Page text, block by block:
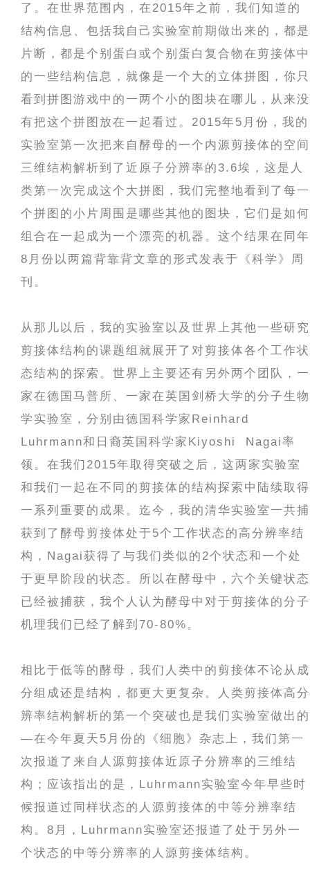
了。在世界范围内，在2015年之前，我们知道的
结构信息、包括我自己实验室前期做出来的，都是
片断，都是个别蛋白或个别蛋白复合物在剪接体中
的一些结构信息，就像是一个大的立体拼图，你只
看到拼图游戏中的一两个小的图块在哪儿，从来没
有把这个拼图放在一起看过。2015年5月份，我的
实验室第一次把来自酵母的一个内源剪接体的空间
三维结构解析到了近原子分辨率的3.6埃，这是人
类第一次完成这个大拼图，我们完整地看到了每一
个拼图的小片周围是哪些其他的图块，它们是如何
组合在一起成为一个漂亮的机器。这个结果在同年
8月份以两篇背靠背文章的形式发表于《科学》周
刊。
从那儿以后，我的实验室以及世界上其他一些研究
剪接体结构的课题组就展开了对剪接体各个工作状
态结构的探索。世界上主要还有另外两个团队，一
家在德国马普所、一家在英国剑桥大学的分子生物
学实验室，分别由德国科学家Reinhard
Luhrmann和日裔英国科学家Kiyoshi Nagai率
领。在我们2015年取得突破之后，这两家实验室
和我们一起在不同的剪接体的结构探索中陆续取得
一系列重要的成果。迄今，我的清华实验室一共捕
获到了酵母剪接体处于5个工作状态的高分辨率结
构，Nagai获得了与我们类似的2个状态和一个处
于更早阶段的状态。所以在酵母中，六个关键状态
已经被捕获，我个人认为酵母中对于剪接体的分子
机理我们已经了解到70-80%。
相比于低等的酵母，我们人类中的剪接体不论从成
分组成还是结构，都更大更复杂。人类剪接体高分
辨率结构解析的第一个突破也是我们实验室做出的
—在今年夏天5月份的《细胞》杂志上，我们第一
次报道了来自人源剪接体近原子分辨率的三维结
构；应该指出的是，Luhrmann实验室今年早些时
候报道过同样状态的人源剪接体的中等分辨率结
构。8月，Luhrmann实验室还报道了处于另外一
个状态的中等分辨率的人源剪接体结构。